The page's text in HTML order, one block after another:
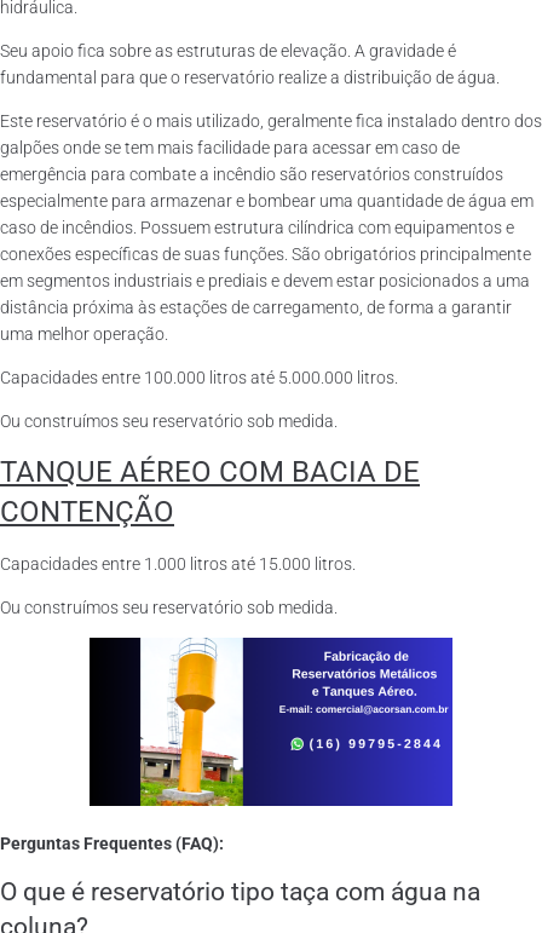
hidráulica.
Seu apoio fica sobre as estruturas de elevação. A gravidade é
fundamental para que o reservatório realize a distribuição de água.
Este reservatório é o mais utilizado, geralmente fica instalado dentro dos
galpões onde se tem mais facilidade para acessar em caso de
emergência para combate a incêndio são reservatórios construídos
especialmente para armazenar e bombear uma quantidade de água em
caso de incêndios. Possuem estrutura cilíndrica com equipamentos e
conexões específicas de suas funções. São obrigatórios principalmente
em segmentos industriais e prediais e devem estar posicionados a uma
distância próxima às estações de carregamento, de forma a garantir
uma melhor operação.
Capacidades entre 100.000 litros até 5.000.000 litros.
Ou construímos seu reservatório sob medida.
TANQUE AÉREO COM BACIA DE
CONTENÇÃO
Capacidades entre 1.000 litros até 15.000 litros.
Ou construímos seu reservatório sob medida.
Perguntas Frequentes (FAQ):
O que é reservatório tipo taça com água na
coluna?